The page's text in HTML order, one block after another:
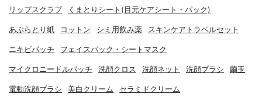
リップスクラブ くまとりシート(目元ケアシート・パック)
あぶらとり紙 コットン シミ用飲み薬 スキンケアトラベルセット
ニキビパッチ フェイスパック・シートマスク
マイクロニードルパッチ 洗顔クロス 洗顔ネット 洗顔ブラシ 繭玉
電動洗顔ブラシ 美白クリーム セラミドクリーム